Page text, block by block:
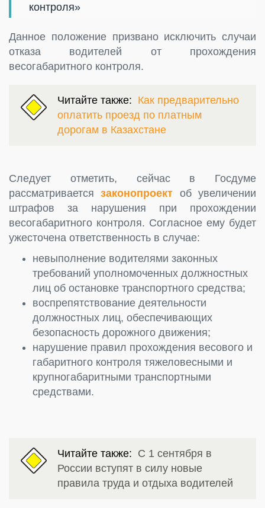
контроля»
Данное положение призвано исключить случаи
отказа водителей от прохождения
весогабаритного контроля.
Читайте также: Как предварительно
оплатить проезд по платным
дорогам в Казахстане
Следует отметить, сейчас в Госдуме
рассматриваетсязаконопроект об увеличении
штрафов за нарушения при прохождении
весогабаритного контроля. Согласное ему будет
ужесточена ответственность в случае:
невыполнение водителями законных
требований уполномоченных должностных
лиц об остановке транспортного средства;
воспрепятствование деятельности
должностных лиц, обеспечивающих
безопасность дорожного движения;
нарушение правил прохождения весового и
габаритного контроля тяжеловесными и
крупногабаритными транспортными
средствами.
Читайте также: С 1 сентября в
России вступят в силу новые
правила труда и отдыха водителей